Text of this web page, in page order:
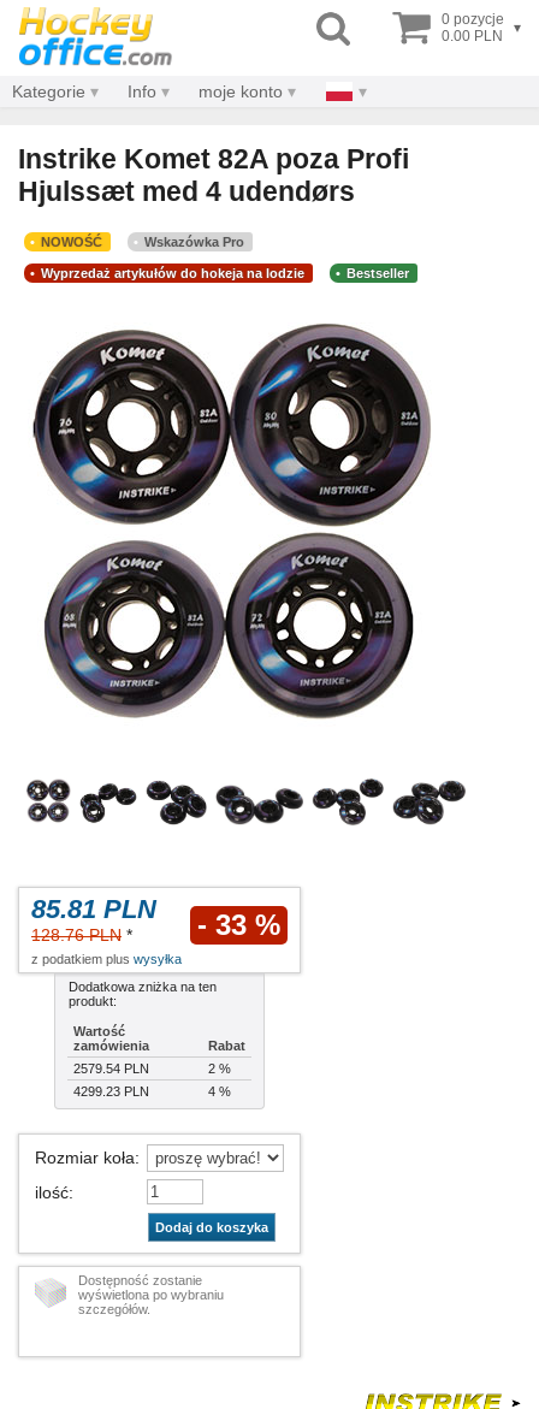
0 pozycje
0.00 PLN
▾
Kategorie Info moje konto
Instrike Komet 82A poza Profi
Hjulssæt med 4 udendørs
NOWOŚĆ Wskazówka Pro
Wyprzedaż artykułów do hokeja na lodzie Bestseller
85.81 PLN
128.76 PLN * - 33 %
z podatkiem plus wysyłka
Dodatkowa zniżka na ten
produkt:
Wartość
zamówienia
Rabat
2579.54 PLN
2 %
4299.23 PLN
4 %
Rozmiar koła:
ilość:
Dodaj do koszyka
Dostępność zostanie
wyświetlona po wybraniu
szczegółów.